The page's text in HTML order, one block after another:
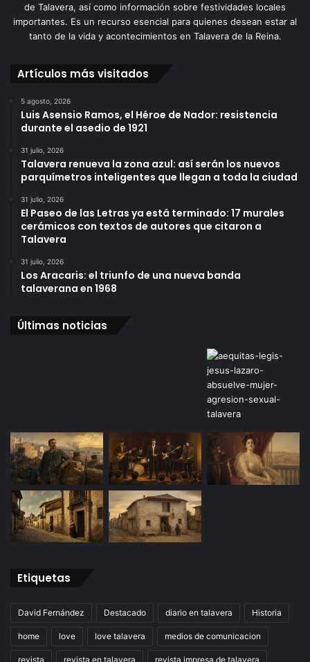
de Talavera, así como información sobre festividades locales
importantes. Es un recurso esencial para quienes desean estar al
tanto de la vida y acontecimientos en Talavera de la Reina.
Artículos más visitados
5 agosto, 2026
Luis Asensio Ramos, el Héroe de Nador: resistencia
durante el asedio de 1921
31 julio, 2026
Talavera renueva la zona azul: así serán los nuevos
parquímetros inteligentes que llegan a toda la ciudad
31 julio, 2026
El Paseo de las Letras ya está terminado: 17 murales
cerámicos con textos de autores que citaron a
Talavera
31 julio, 2026
Los Aracaris: el triunfo de una nueva banda
talaverana en 1968
Últimas noticias
Etiquetas
David Fernández Destacado diario en talavera Historia
home love love talavera medios de comunicacion
revista revista en talavera revista impresa de talavera